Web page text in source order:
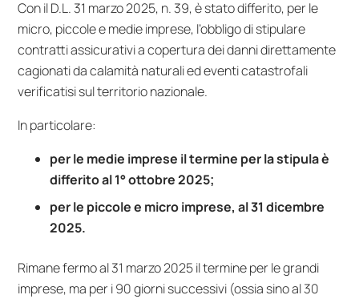
Con il D.L. 31 marzo 2025, n. 39, è stato differito, per le
micro, piccole e medie imprese, l’obbligo di stipulare
contratti assicurativi a copertura dei danni direttamente
cagionati da calamità naturali ed eventi catastrofali
verificatisi sul territorio nazionale.
In particolare:
per le medie imprese il termine per la stipula è
differito al 1° ottobre 2025;
per le piccole e micro imprese, al 31 dicembre
2025.
Rimane fermo al 31 marzo 2025 il termine per le grandi
imprese, ma per i 90 giorni successivi (ossia sino al 30